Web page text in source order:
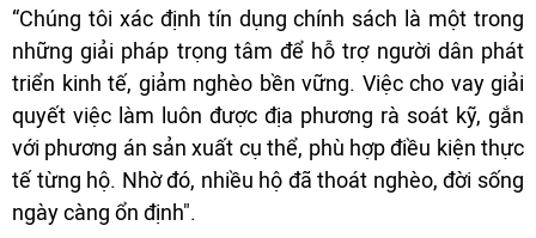
“Chúng tôi xác định tín dụng chính sách là một trong
những giải pháp trọng tâm để hỗ trợ người dân phát
triển kinh tế, giảm nghèo bền vững. Việc cho vay giải
quyết việc làm luôn được địa phương rà soát kỹ, gắn
với phương án sản xuất cụ thể, phù hợp điều kiện thực
tế từng hộ. Nhờ đó, nhiều hộ đã thoát nghèo, đời sống
ngày càng ổn định".